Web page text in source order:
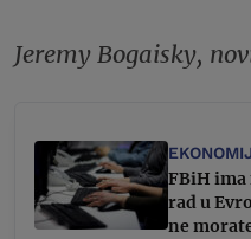
Jeremy Bogaisky,
FBiH ima
rad u
ne